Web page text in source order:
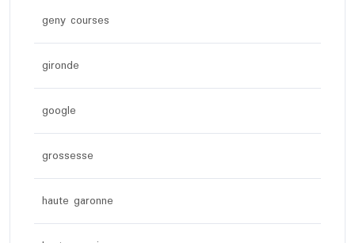
geny courses
gironde
google
grossesse
haute garonne